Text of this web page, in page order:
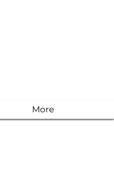
More